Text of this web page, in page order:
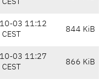
CEST
03 11:12
CEST
844 KiB
03 11:27
CEST
866 KiB